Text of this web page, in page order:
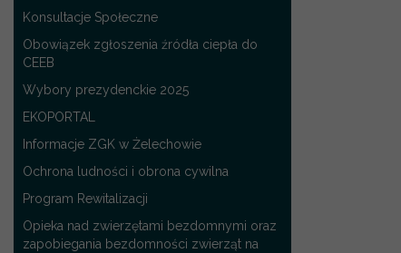
Konsultacje Społeczne
Obowiązek zgłoszenia źródła ciepła do
CEEB
Wybory prezydenckie 2025
EKOPORTAL
Informacje ZGK w Żelechowie
Ochrona ludności i obrona cywilna
Program Rewitalizacji
Opieka nad zwierzętami bezdomnymi oraz
zapobiegania bezdomności zwierząt na